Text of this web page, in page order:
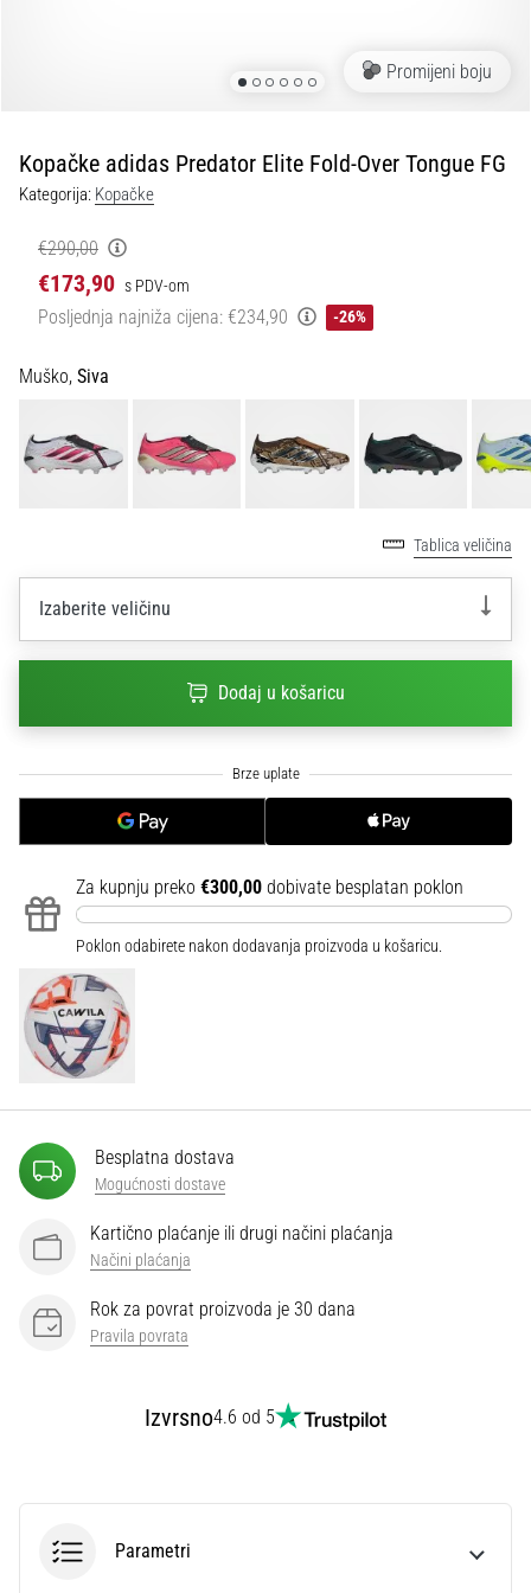
1. 7. 2025
•
1 min. čitanja
Play
for
More
Pripremi
za
ženski
službenim
dresovima
i
Budi
Prikaži
sve
članke
Promijeni boju
Kopačke adidas Predator Elite Fold-Over Tongue FG
Kategorija: Kopačke
€290,00
€173,90 s PDV-om
Posljednja najniža cijena: €234,90 -26%
Muško, Siva
Tablica veličina
Izaberite veličinu
Dodaj u košaricu
Za kupnju preko €300,00 dobivate besplatan poklon
Poklon odabirete nakon dodavanja proizvoda u košaricu.
Besplatna dostava
Mogućnosti dostave
Kartično plaćanje ili drugi načini plaćanja
Načini plaćanja
Rok za povrat proizvoda je 30 dana
Pravila povrata
Izvrsno4.6 od 5
Parametri